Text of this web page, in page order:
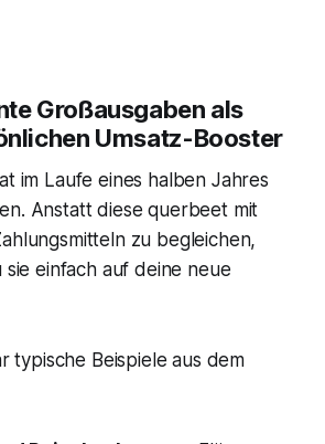
Großausgaben als
Umsatz-Booster
im Laufe eines halben Jahres
Anstatt diese querbeet mit
zu begleichen,
einfach auf deine neue
typische Beispiele aus dem